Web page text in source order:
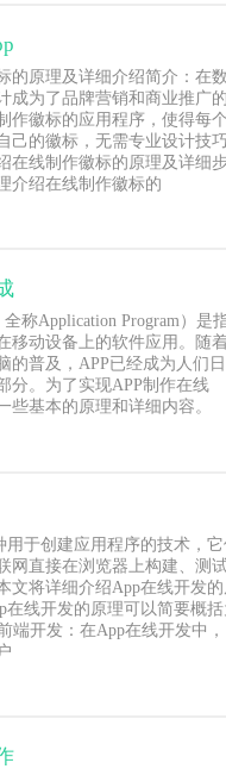
的原理及详细介绍简介：在
成为了品牌营销和商业推广
作徽标的应用程序，使得每
己的徽标，无需专业设计技
在线制作徽标的原理及详细
介绍在线制作徽标的
称Application Program）是
移动设备上的软件应用。随
的普及，APP已经成为人们日
分。为了实现APP制作在线
些基本的原理和详细内容。
用于创建应用程序的技术，
网直接在浏览器上构建、测
文将详细介绍App在线开发
在线开发的原理可以简要概
端开发：在App在线开发中，